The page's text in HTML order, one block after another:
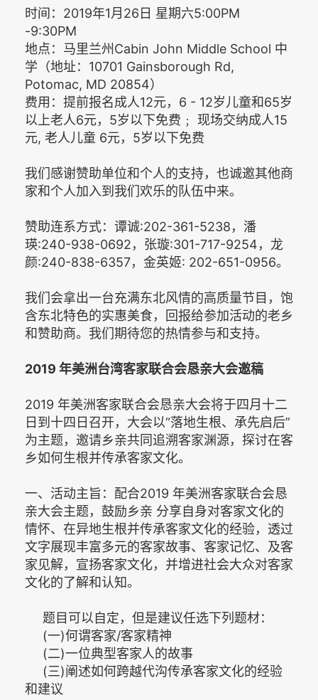
时间：2019年1月26日 星期六5:00PM
-9:30PM
地点：马里兰州Cabin John Middle School 中
学（地址：10701 Gainsborough Rd,
Potomac, MD 20854）
费用：提前报名成人12元，6 - 12岁儿童和65岁
以上老人6元，5岁以下免费﹔ 现场交纳成人15
元, 老人儿童 6元，5岁以下免费
我们感谢赞助单位和个人的支持，也诚邀其他商
家和个人加入到我们欢乐的队伍中来。
赞助连系方式：谭诚:202-361-5238，潘
瑛:240-938-0692，张璇:301-717-9254，龙
颜:240-838-6357，金英姬: 202-651-0956。
我们会拿出一台充满东北风情的高质量节目，饱
含东北特色的实惠美食，回报给参加活动的老乡
和赞助商。我们期待您的热情参与和支持。
2019 年美洲台湾客家联合会恳亲大会邀稿
2019 年美洲客家联合会恳亲大会将于四月十二
日到十四日召开，大会以“落地生根、承先启后”
为主题，邀请乡亲共同追溯客家渊源，探讨在客
乡如何生根并传承客家文化。
一、活动主旨：配合2019 年美洲客家联合会恳
亲大会主题，鼓励乡亲 分享自身对客家文化的
情怀、在异地生根并传承客家文化的经验，透过
文字展现丰富多元的客家故事、客家记忆、及客
家见解，宣扬客家文化，并增进社会大众对客家
文化的了解和认知。
题目可以自定，但是建议任选下列题材：
(一)何谓客家/客家精神
(二)一位典型客家人的故事
(三)阐述如何跨越代沟传承客家文化的经验
和建议